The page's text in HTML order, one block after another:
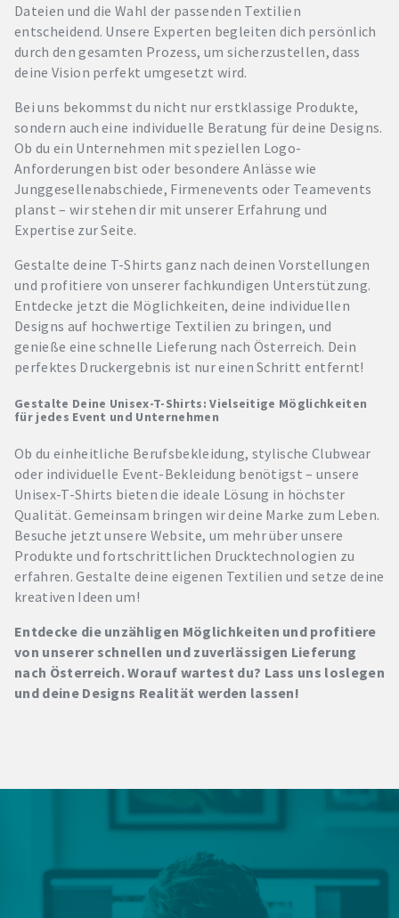
Dateien und die Wahl der passenden Textilien
entscheidend. Unsere Experten begleiten dich persönlich
durch den gesamten Prozess, um sicherzustellen, dass
deine Vision perfekt umgesetzt wird.
Bei uns bekommst du nicht nur erstklassige Produkte,
sondern auch eine individuelle Beratung für deine Designs.
Ob du ein Unternehmen mit speziellen Logo-
Anforderungen bist oder besondere Anlässe wie
Junggesellenabschiede, Firmenevents oder Teamevents
planst – wir stehen dir mit unserer Erfahrung und
Expertise zur Seite.
Gestalte deine T-Shirts ganz nach deinen Vorstellungen
und profitiere von unserer fachkundigen Unterstützung.
Entdecke jetzt die Möglichkeiten, deine individuellen
Designs auf hochwertige Textilien zu bringen, und
genieße eine schnelle Lieferung nach Österreich. Dein
perfektes Druckergebnis ist nur einen Schritt entfernt!
Gestalte Deine Unisex-T-Shirts: Vielseitige Möglichkeiten
für jedes Event und Unternehmen
Ob du einheitliche Berufsbekleidung, stylische Clubwear
oder individuelle Event-Bekleidung benötigst – unsere
Unisex-T-Shirts bieten die ideale Lösung in höchster
Qualität. Gemeinsam bringen wir deine Marke zum Leben.
Besuche jetzt unsere Website, um mehr über unsere
Produkte und fortschrittlichen Drucktechnologien zu
erfahren. Gestalte deine eigenen Textilien und setze deine
kreativen Ideen um!
Entdecke die unzähligen Möglichkeiten und profitiere
von unserer schnellen und zuverlässigen Lieferung
nach Österreich. Worauf wartest du? Lass uns loslegen
und deine Designs Realität werden lassen!